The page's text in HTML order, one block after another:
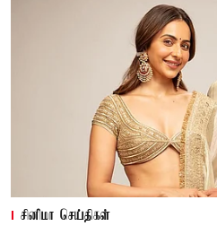
சினிமா செய்திகள்